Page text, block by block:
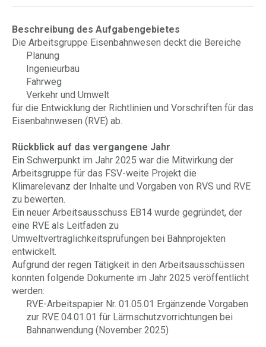
Beschreibung des Aufgabengebietes
Die Arbeitsgruppe Eisenbahnwesen deckt die Bereiche
Planung
Ingenieurbau
Fahrweg
Verkehr und Umwelt
für die Entwicklung der Richtlinien und Vorschriften für das
Eisenbahnwesen (RVE) ab.
Rückblick auf das vergangene Jahr
Ein Schwerpunkt im Jahr 2025 war die Mitwirkung der
Arbeitsgruppe für das FSV-weite Projekt die
Klimarelevanz der Inhalte und Vorgaben von RVS und RVE
zu bewerten.
Ein neuer Arbeitsausschuss EB14 wurde gegründet, der
eine RVE als Leitfaden zu
Umweltverträglichkeitsprüfungen bei Bahnprojekten
entwickelt.
Aufgrund der regen Tätigkeit in den Arbeitsausschüssen
konnten folgende Dokumente im Jahr 2025 veröffentlicht
werden:
RVE-Arbeitspapier Nr. 01.05.01 Ergänzende Vorgaben
zur RVE 04.01.01 für Lärmschutzvorrichtungen bei
Bahnanwendung (November 2025)